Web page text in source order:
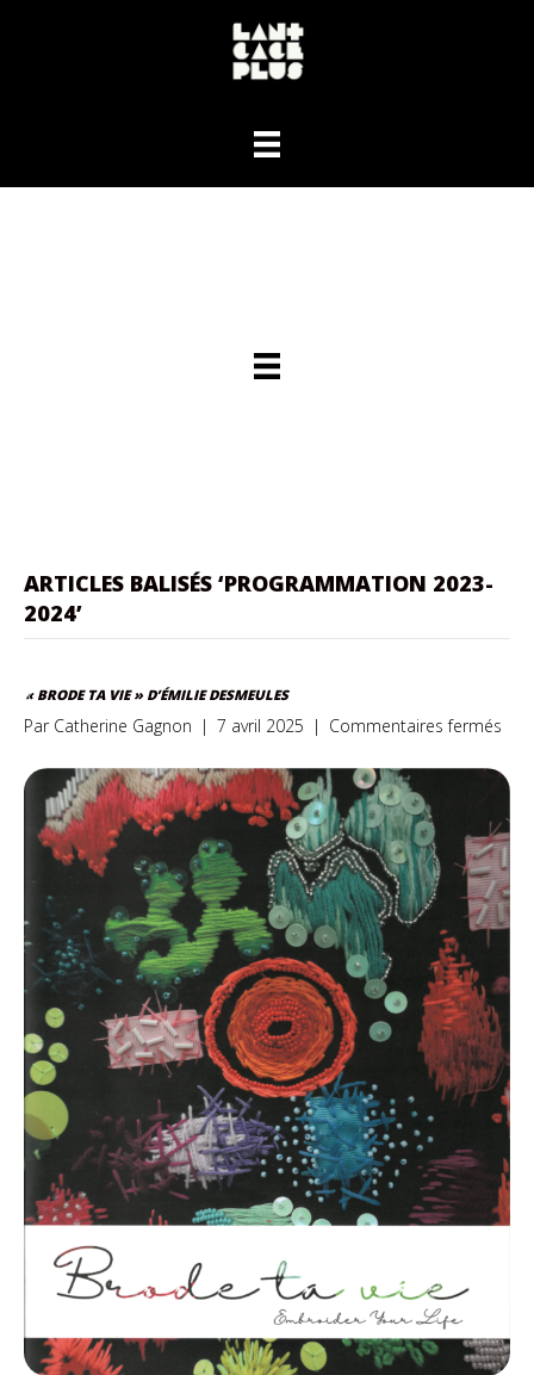
ARTICLES BALISÉS ‘PROGRAMMATION 2023-
2024’
« BRODE TA VIE » D’ÉMILIE DESMEULES
Par Catherine Gagnon | 7 avril 2025 | Commentaires fermés
ta
vie
»